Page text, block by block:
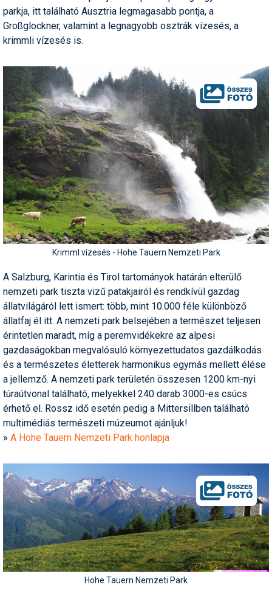
parkja, itt található Ausztria legmagasabb pontja, a
Großglockner, valamint a legnagyobb osztrák vízesés, a
krimmli vízesés is.
Krimml vízesés - Hohe Tauern Nemzeti Park
A Salzburg, Karintia és Tirol tartományok határán elterülő
nemzeti park tiszta vizű patakjairól és rendkívül gazdag
állatvilágáról lett ismert: több, mint 10.000 féle különböző
állatfaj él itt. A nemzeti park belsejében a természet teljesen
érintetlen maradt, míg a peremvidékekre az alpesi
gazdaságokban megvalósuló környezettudatos gazdálkodás
és a természetes életterek harmonikus egymás mellett élése
a jellemző. A nemzeti park területén összesen 1200 km-nyi
túraútvonal található, melyekkel 240 darab 3000-es csúcs
érhető el. Rossz idő esetén pedig a Mittersillben található
multimédiás természeti múzeumot ajánljuk!
» A Hohe Tauern Nemzeti Park honlapja
Hohe Tauern Nemzeti Park